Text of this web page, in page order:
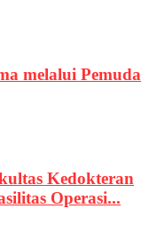
melalui Pemuda
Kedokteran
Operasi...